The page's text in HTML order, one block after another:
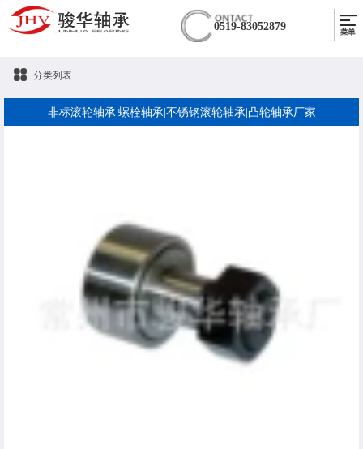
0519-83052879
分类列表
非标滚轮轴承|螺栓轴承|不锈钢滚轮轴承|凸轮轴承厂家